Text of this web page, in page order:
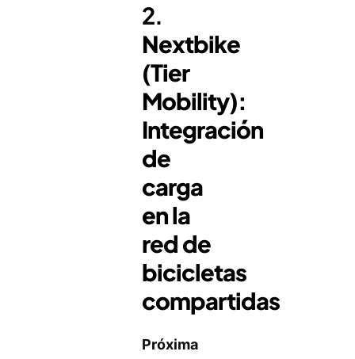
2.
Nextbike
(Tier
Mobility):
Integración
de
carga
en la
red de
bicicletas
compartidas
Próxima